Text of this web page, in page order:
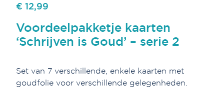
€ 12,99
Voordeelpakketje kaarten
‘Schrijven is Goud’ – serie 2
Set van 7 verschillende, enkele kaarten met
goudfolie voor verschillende gelegenheden.